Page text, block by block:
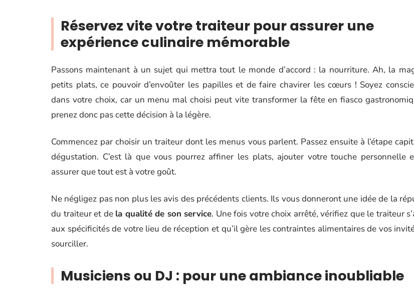
Réservez vite votre traiteur pour assurer une
expérience culinaire mémorable
Passons maintenant à un sujet qui mettra tout le monde d’accord : la nourriture. Ah, la
petits plats, ce pouvoir d’envoûter les papilles et de faire chavirer les cœurs ! Soyez
dans votre choix, car un menu mal choisi peut vite transformer la fête en fiasco
prenez donc pas cette décision à la légère.
Commencez par choisir un traiteur dont les menus vous parlent. Passez ensuite à l’étape
dégustation. C’est là que vous pourrez affiner les plats, ajouter votre touche personnelle
assurer que tout est à votre goût.
Ne négligez pas non plus les avis des précédents clients. Ils vous donneront une idée de la
du traiteur et de la qualité de son service. Une fois votre choix arrêté, vérifiez que le traiteur
aux spécificités de votre lieu de réception et qu’il gère les contraintes alimentaires de vos
sourciller.
Musiciens ou DJ : pour une ambiance inoubliable